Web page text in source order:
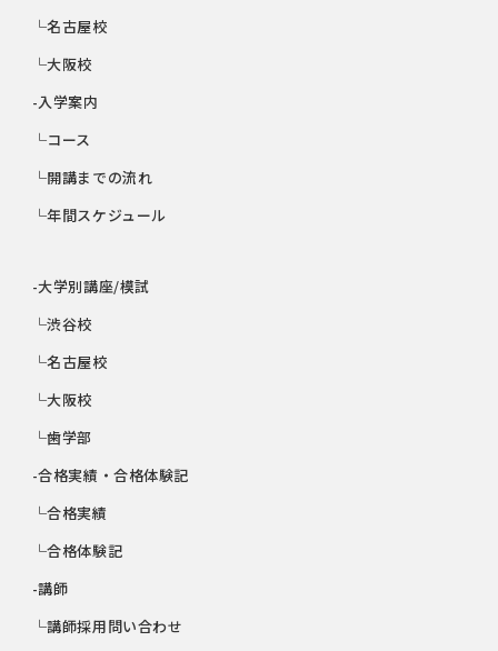
└名古屋校
└大阪校
-入学案内
└コース
└開講までの流れ
└年間スケジュール
-大学別講座/模試
└渋谷校
└名古屋校
└大阪校
└歯学部
-合格実績・合格体験記
└合格実績
└合格体験記
-講師
└講師採用問い合わせ